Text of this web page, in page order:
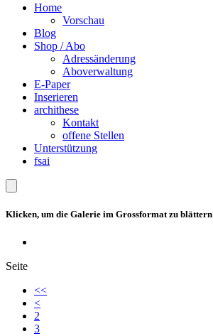
Home
Vorschau
Blog
Shop / Abo
Adressänderung
Aboverwaltung
E-Paper
Inserieren
archithese
Kontakt
offene Stellen
Unterstützung
fsai
Klicken, um die Galerie im Grossformat zu blättern
Seite
<<
<
2
3